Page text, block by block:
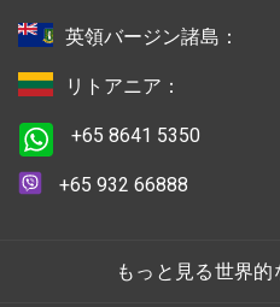
英領バージン諸島：
リトアニア：
+65 8641 5350
+65 932 66888
もっと見る世界的